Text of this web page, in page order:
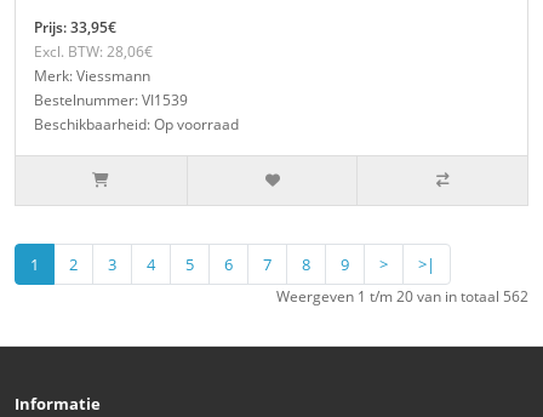
Prijs: 33,95€
Excl. BTW: 28,06€
Merk: Viessmann
Bestelnummer: VI1539
Beschikbaarheid: Op voorraad
1 2 3 4 5 6 7 8 9 > >|
Weergeven 1 t/m 20 van in totaal 562
Informatie